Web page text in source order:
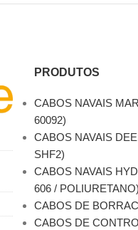
PRODUTOS
CABOS NAVAIS
60092)
CABOS NAVAIS
SHF2)
CABOS NAVAIS
606 / POLIURETANO)
CABOS DE
CABOS DE